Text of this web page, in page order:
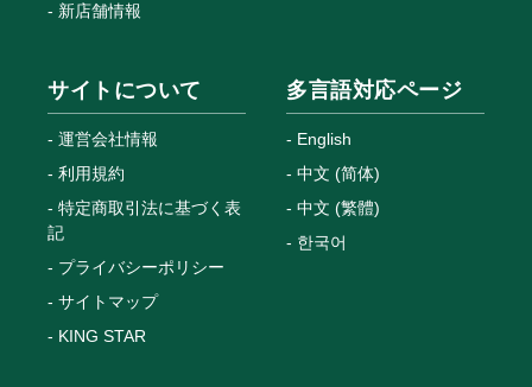
新店舗情報
サイトについて
運営会社情報
利用規約
特定商取引法に基づく表
記
プライバシーポリシー
サイトマップ
KING STAR
多言語対応ページ
English
中文 (简体)
中文 (繁體)
한국어